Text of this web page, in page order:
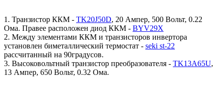
1. Транзистор ККМ - TK20J50D, 20 Ампер, 500 Вольт, 0.22
Ома. Правее расположен диод ККМ - BYV29X
2. Между элементами ККМ и транзисторов инвертора
установлен биметаллический термостат - seki st-22
рассчитанный на 90градусов.
3. Высоковольтный транзистор преобразователя - TK13A65U,
13 Ампер, 650 Вольт, 0.32 Ома.